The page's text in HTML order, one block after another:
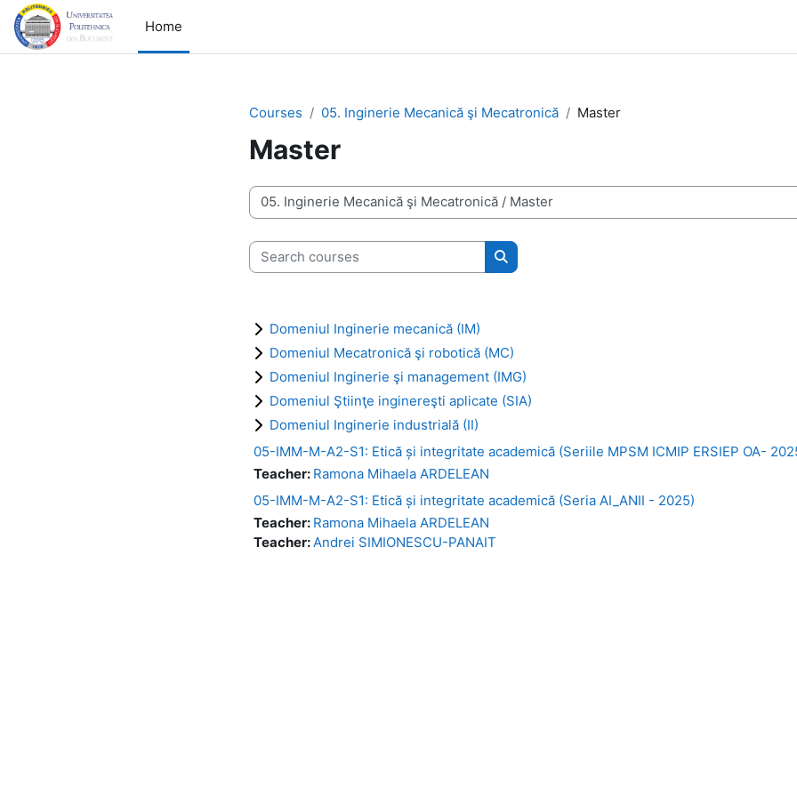
Skip to main content
Home
Courses 05. Inginerie Mecanică şi Mecatronică Master
Master
Course categories
Search courses
Search courses
Domeniul Inginerie mecanică (IM)
Domeniul Mecatronică şi robotică (MC)
Domeniul Inginerie şi management (IMG)
Domeniul Ştiinţe inginereşti aplicate (SIA)
Domeniul Inginerie industrială (II)
05-IMM-M-A2-S1: Etică și integritate academică (Seriile MPSM ICMIP ERSIEP OA-
Teacher: Ramona Mihaela ARDELEAN
05-IMM-M-A2-S1: Etică și integritate academică (Seria AI_ANII - 2025)
Teacher: Ramona Mihaela ARDELEAN
Teacher:Andrei SIMIONESCU-PANAIT